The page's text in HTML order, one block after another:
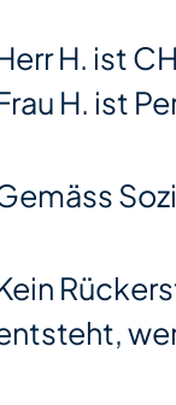
H. ist
H. ist